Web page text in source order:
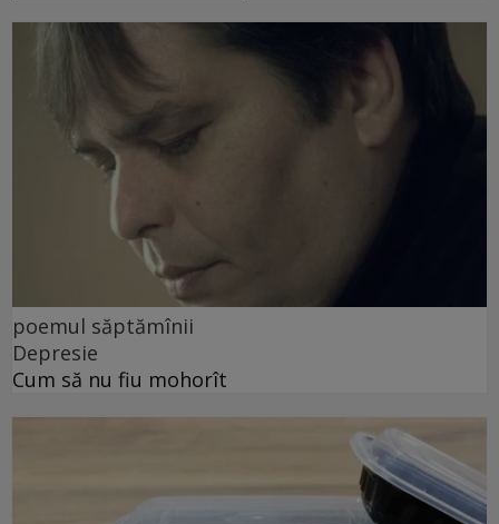
poemul săptămînii
Depresie
Cum să nu fiu mohorît